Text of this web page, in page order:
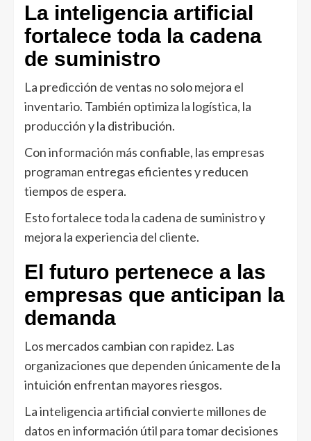
La inteligencia artificial
fortalece toda la cadena
de suministro
La predicción de ventas no solo mejora el
inventario. También optimiza la logística, la
producción y la distribución.
Con información más confiable, las empresas
programan entregas eficientes y reducen
tiempos de espera.
Esto fortalece toda la cadena de suministro y
mejora la experiencia del cliente.
El futuro pertenece a las
empresas que anticipan la
demanda
Los mercados cambian con rapidez. Las
organizaciones que dependen únicamente de la
intuición enfrentan mayores riesgos.
La inteligencia artificial convierte millones de
datos en información útil para tomar decisiones